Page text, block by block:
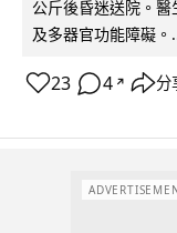
公斤後昏迷送院。
及多器官功能障礙。
23 4 ↗ 分